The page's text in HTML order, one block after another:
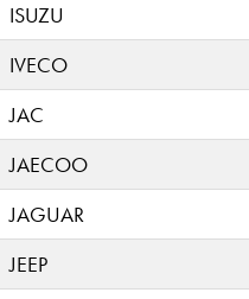
ISUZU
IVECO
JAC
JAECOO
JAGUAR
JEEP